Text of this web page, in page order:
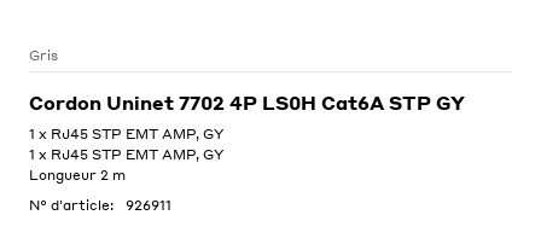
Gris
Cordon Uninet 7702 4P LS0H Cat6A STP GY
1 x RJ45 STP EMT AMP, GY
1 x RJ45 STP EMT AMP, GY
Longueur 2 m
N° d'article:
926911